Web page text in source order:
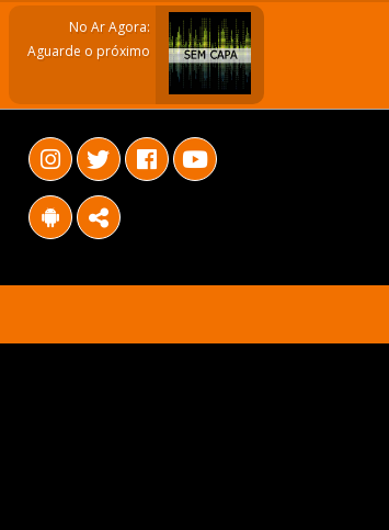
No Ar Agora:
Aguarde o próximo